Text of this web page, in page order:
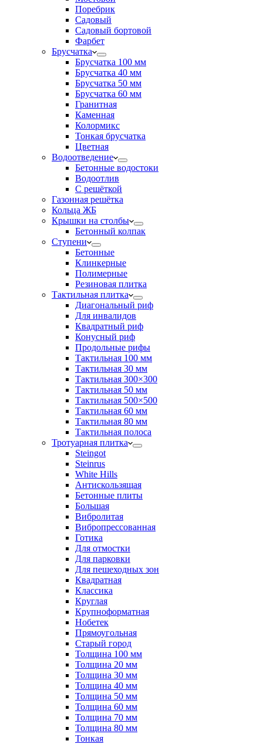
Поребрик
Садовый
Садовый бортовой
Фарбет
Брусчатка
Брусчатка 100 мм
Брусчатка 40 мм
Брусчатка 50 мм
Брусчатка 60 мм
Гранитная
Каменная
Колормикс
Тонкая брусчатка
Цветная
Водоотведение
Бетонные водостоки
Водоотлив
С решёткой
Газонная решётка
Кольца ЖБ
Крышки на столбы
Бетонный колпак
Ступени
Бетонные
Клинкерные
Полимерные
Резиновая плитка
Тактильная плитка
Диагональный риф
Для инвалидов
Квадратный риф
Конусный риф
Продольные рифы
Тактильная 100 мм
Тактильная 30 мм
Тактильная 300×300
Тактильная 50 мм
Тактильная 500×500
Тактильная 60 мм
Тактильная 80 мм
Тактильная полоса
Тротуарная плитка
Steingot
Steinrus
White Hills
Антискользящая
Бетонные плиты
Большая
Вибролитая
Вибропрессованная
Готика
Для отмостки
Для парковки
Для пешеходных зон
Квадратная
Классика
Круглая
Крупноформатная
Нобетек
Прямоугольная
Старый город
Толщина 100 мм
Толщина 20 мм
Толщина 30 мм
Толщина 40 мм
Толщина 50 мм
Толщина 60 мм
Толщина 70 мм
Толщина 80 мм
Тонкая